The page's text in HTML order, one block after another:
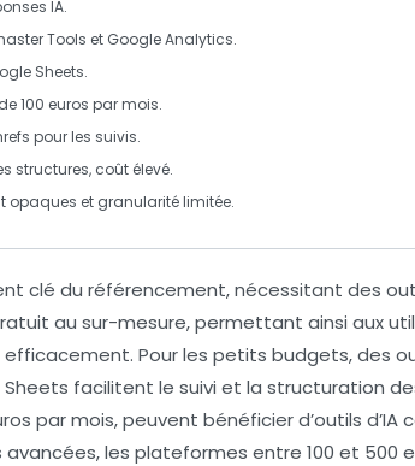
IA.
Tools et Google Analytics.
Sheets.
100 euros par mois.
pour les suivis.
structures, coût élevé.
opaques et granularité limitée.
clé du référencement, nécessitant des
au sur-mesure, permettant ainsi aux
Pour les petits budgets, des
facilitent le suivi et la structuration
par mois, peuvent bénéficier d’outils d’IA
avancées, les plateformes entre 100 et 500